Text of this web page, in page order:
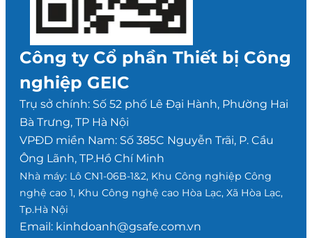
Công ty Cổ phần Thiết bị Công
nghiệp GEIC
Trụ sở chính: Số 52 phố Lê Đại Hành, Phường Hai
Bà Trưng, TP Hà Nội
VPĐD miền Nam: Số 385C Nguyễn Trãi, P. Cầu
Ông Lãnh, TP.Hồ Chí Minh
Nhà máy: Lô CN1-06B-1&2, Khu Công nghiệp Công
nghệ cao 1, Khu Công nghệ cao Hòa Lạc, Xã Hòa Lạc,
Tp.Hà Nội
Email: kinhdoanh@gsafe.com.vn